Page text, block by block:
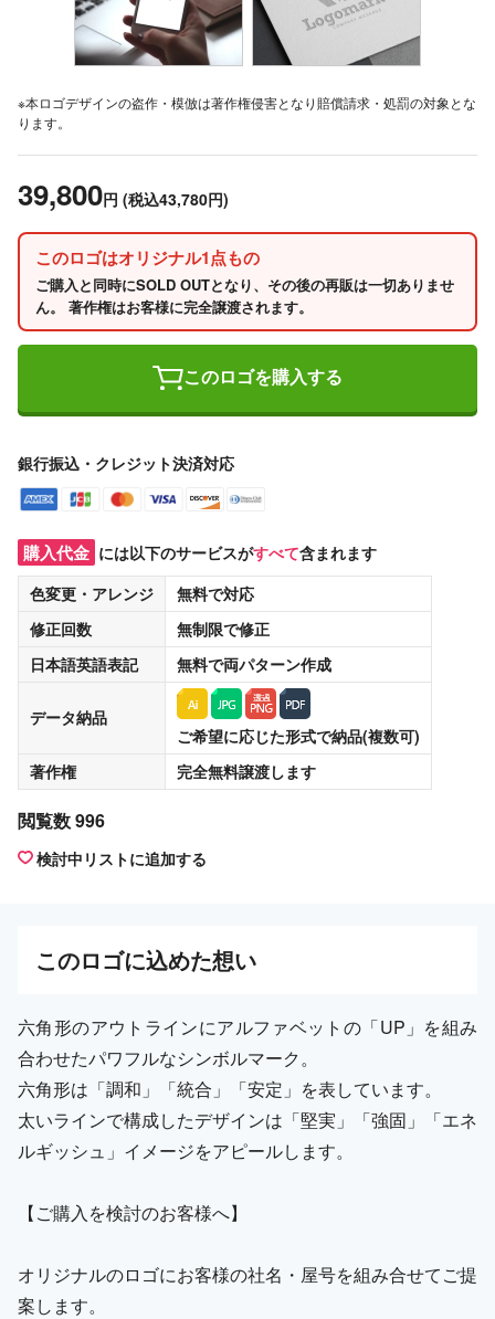
※本ロゴデザインの盗作・模倣は著作権侵害となり賠償請求・処罰の対象とな
ります。
39,800円 (税込43,780円)
このロゴはオリジナル1点もの
ご購入と同時にSOLD OUTとなり、その後の再販は一切ありませ
ん。 著作権はお客様に完全譲渡されます。
このロゴを購入する
銀行振込・クレジット決済対応
購入代金 には以下のサービスがすべて含まれます
色変更・アレンジ
無料で対応
修正回数
無制限で修正
日本語英語表記
無料で両パターン作成
データ納品
ご希望に応じた形式で納品(複数可)
著作権
完全無料譲渡します
閲覧数 996
検討中リストに追加する
このロゴに込めた想い
六角形のアウトラインにアルファベットの「UP」を組み
合わせたパワフルなシンボルマーク。
六角形は「調和」「統合」「安定」を表しています。
太いラインで構成したデザインは「堅実」「強固」「エネ
ルギッシュ」イメージをアピールします。
【ご購入を検討のお客様へ】
オリジナルのロゴにお客様の社名・屋号を組み合せてご提
案します。